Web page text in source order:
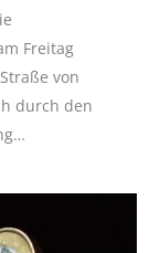
Freitag
von
durch den